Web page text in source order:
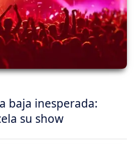
baja inesperada:
su show